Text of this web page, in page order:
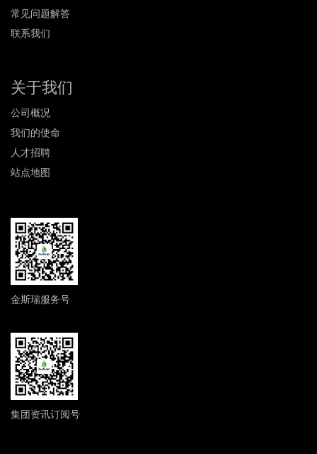
常见问题解答
联系我们
关于我们
公司概况
我们的使命
人才招聘
站点地图
金斯瑞服务号
集团资讯订阅号